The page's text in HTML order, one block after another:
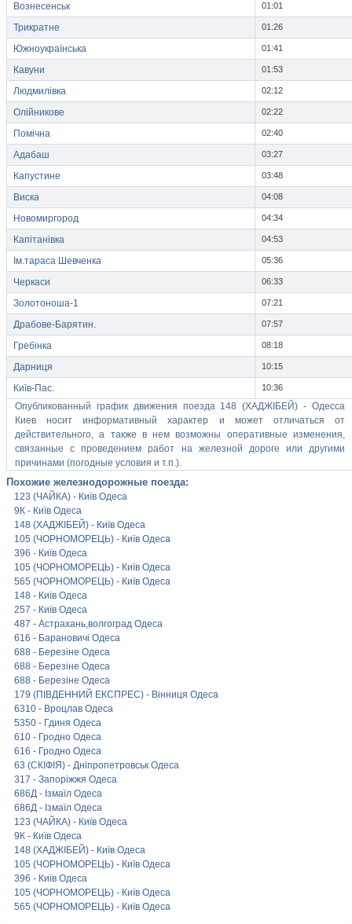
Вознесенськ 01:01
Трикратне 01:26
Южноукраїнська 01:41
Кавуни 01:53
Людмилівка 02:12
Олійникове 02:22
Помічна 02:40
Адабаш 03:27
Капустине 03:48
Виска 04:08
Новомиргород 04:34
Капітанівка 04:53
Ім.тараса Шевченка 05:36
Черкаси 06:33
Золотоноша-1 07:21
Драбове-Барятин. 07:57
Гребінка 08:18
Дарниця 10:15
Київ-Пас. 10:36
Опубликованный график движения поезда 148 (ХАДЖІБЕЙ) - Одесса
Киев носит информативный характер и может отличаться от
действительного, а также в нем возможны оперативные изменения,
связанные с проведением работ на железной дороге или другими
причинами (погодные условия и т.п.).
Похожие железнодорожные поезда:
123 (ЧАЙКА) - Київ Одеса
9К - Київ Одеса
148 (ХАДЖІБЕЙ) - Київ Одеса
105 (ЧОРНОМОРЕЦЬ) - Київ Одеса
396 - Київ Одеса
105 (ЧОРНОМОРЕЦЬ) - Київ Одеса
565 (ЧОРНОМОРЕЦЬ) - Київ Одеса
148 - Київ Одеса
257 - Київ Одеса
487 - Астрахань,волгоград Одеса
616 - Барановичі Одеса
688 - Березіне Одеса
688 - Березіне Одеса
688 - Березіне Одеса
179 (ПІВДЕННИЙ ЕКСПРЕС) - Вінниця Одеса
6310 - Вроцлав Одеса
5350 - Гдиня Одеса
610 - Гродно Одеса
616 - Гродно Одеса
63 (СКІФІЯ) - Дніпропетровськ Одеса
317 - Запоріжжя Одеса
686Д - Ізмаїл Одеса
686Д - Ізмаїл Одеса
123 (ЧАЙКА) - Київ Одеса
9К - Київ Одеса
148 (ХАДЖІБЕЙ) - Київ Одеса
105 (ЧОРНОМОРЕЦЬ) - Київ Одеса
396 - Київ Одеса
105 (ЧОРНОМОРЕЦЬ) - Київ Одеса
565 (ЧОРНОМОРЕЦЬ) - Київ Одеса